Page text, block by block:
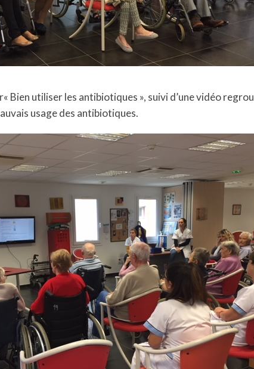
Bien utiliser les antibiotiques », suivi d’une vidéo
usage des antibiotiques.